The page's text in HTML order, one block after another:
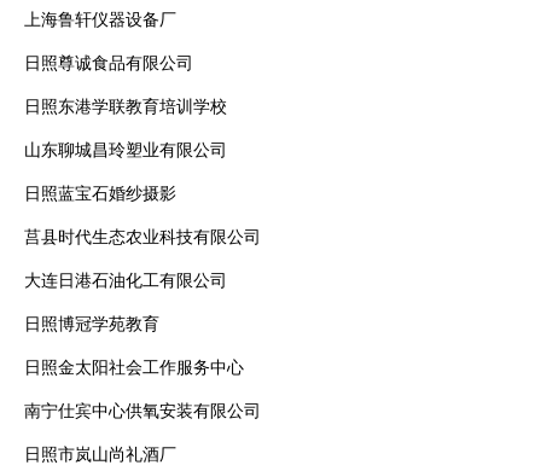
上海鲁轩仪器设备厂
日照尊诚食品有限公司
日照东港学联教育培训学校
山东聊城昌玲塑业有限公司
日照蓝宝石婚纱摄影
莒县时代生态农业科技有限公司
大连日港石油化工有限公司
日照博冠学苑教育
日照金太阳社会工作服务中心
南宁仕宾中心供氧安装有限公司
日照市岚山尚礼酒厂